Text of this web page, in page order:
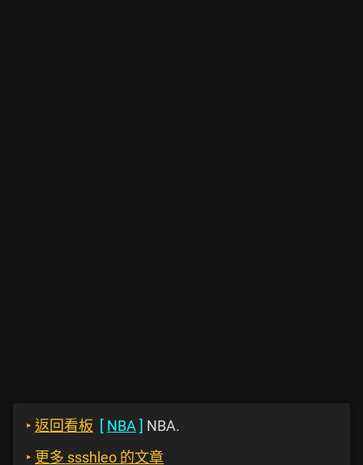
‣ 返回看板 [ NBA ] NBA.
‣ 更多 ssshleo 的文章